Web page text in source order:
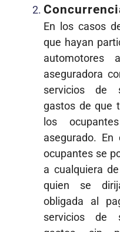
En los casos
que hayan
automotores
aseguradora
servicios de
gastos de que
los
asegurado.
ocupantes se
a cualquiera
quien se
obligada al
servicios de